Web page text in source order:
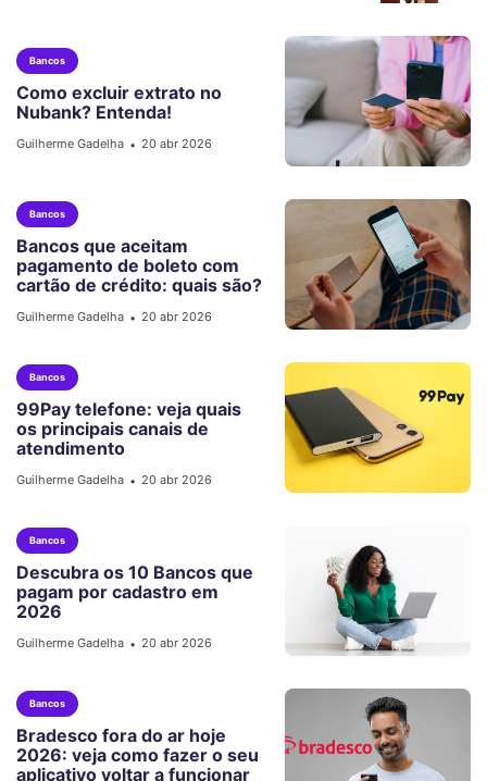
Bancos
Como excluir extrato no
Nubank? Entenda!
Guilherme Gadelha • 20 abr 2026
Bancos
Bancos que aceitam
pagamento de boleto com
cartão de crédito​: quais são?
Guilherme Gadelha • 20 abr 2026
Bancos
99Pay telefone: veja quais
os principais canais de
atendimento
Guilherme Gadelha • 20 abr 2026
Bancos
Descubra os 10 Bancos que
pagam por cadastro em
2026
Guilherme Gadelha • 20 abr 2026
Bancos
Bradesco fora do ar hoje
2026: veja como fazer o seu
aplicativo voltar a funcionar